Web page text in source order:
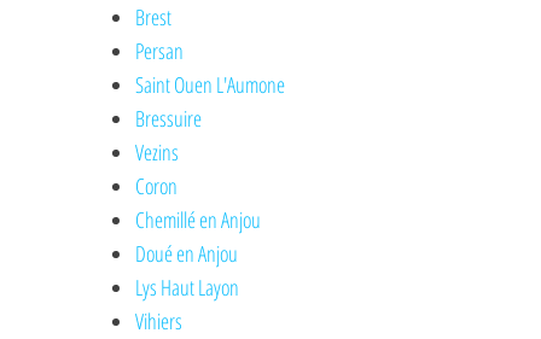
Brest
Persan
Saint Ouen L'Aumone
Bressuire
Vezins
Coron
Chemillé en Anjou
Doué en Anjou
Lys Haut Layon
Vihiers